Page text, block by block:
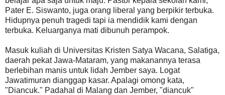
Pater E. Siswanto, juga orang liberal yang berpikir terbuka.
Hidupnya penuh tragedi tapi ia mendidik kami dengan
terbuka. Keluarganya mati dibunuh perampok.
Masuk kuliah di Universitas Kristen Satya Wacana, Salatiga,
daerah pekat Jawa-Mataram, yang makanannya terasa
berlebihan manis untuk lidah Jember saya. Logat
Jawatimuran dianggap kasar. Apalagi omong kata,
"Diancuk." Padahal di Malang dan Jember, "diancuk"